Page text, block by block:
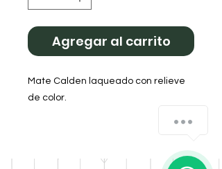
Agregar al carrito
Mate Calden laqueado con relieve
de color.